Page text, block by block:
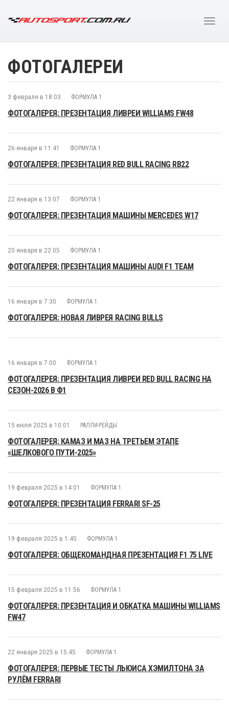
ФОТОГАЛЕРЕИ
3 февраля в 18:03 ФОРМУЛА 1
ФОТОГАЛЕРЕЯ: ПРЕЗЕНТАЦИЯ ЛИВРЕИ WILLIAMS FW48
26 января в 11:41 ФОРМУЛА 1
ФОТОГАЛЕРЕЯ: ПРЕЗЕНТАЦИЯ RED BULL RACING RB22
22 января в 13:07 ФОРМУЛА 1
ФОТОГАЛЕРЕЯ: ПРЕЗЕНТАЦИЯ МАШИНЫ MERCEDES W17
20 января в 22:05 ФОРМУЛА 1
ФОТОГАЛЕРЕЯ: ПРЕЗЕНТАЦИЯ МАШИНЫ AUDI F1 TEAM
16 января в 7:30 ФОРМУЛА 1
ФОТОГАЛЕРЕЯ: НОВАЯ ЛИВРЕЯ RACING BULLS
16 января в 7:00 ФОРМУЛА 1
ФОТОГАЛЕРЕЯ: ПРЕЗЕНТАЦИЯ ЛИВРЕИ RED BULL RACING НА
СЕЗОН-2026 В Ф1
15 июля 2025 в 10:01 РАЛЛИ-РЕЙДЫ
ФОТОГАЛЕРЕЯ: КАМАЗ И МАЗ НА ТРЕТЬЕМ ЭТАПЕ
«ШЕЛКОВОГО ПУТИ-2025»
19 февраля 2025 в 14:01 ФОРМУЛА 1
ФОТОГАЛЕРЕЯ: ПРЕЗЕНТАЦИЯ FERRARI SF-25
19 февраля 2025 в 1:45 ФОРМУЛА 1
ФОТОГАЛЕРЕЯ: ОБЩЕКОМАНДНАЯ ПРЕЗЕНТАЦИЯ F1 75 LIVE
15 февраля 2025 в 11:56 ФОРМУЛА 1
ФОТОГАЛЕРЕЯ: ПРЕЗЕНТАЦИЯ И ОБКАТКА МАШИНЫ WILLIAMS
FW47
22 января 2025 в 15:45 ФОРМУЛА 1
ФОТОГАЛЕРЕЯ: ПЕРВЫЕ ТЕСТЫ ЛЬЮИСА ХЭМИЛТОНА ЗА
РУЛЁМ FERRARI